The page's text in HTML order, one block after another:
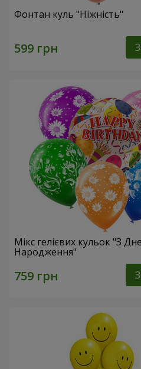
Фонтан куль "Ніжність"
Мікс гелієвих кульок "З
Народження"